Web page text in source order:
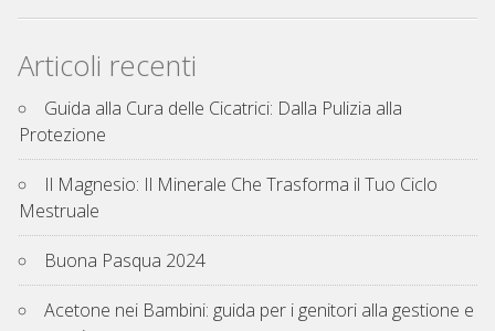
Articoli recenti
Guida alla Cura delle Cicatrici: Dalla Pulizia alla
Protezione
Il Magnesio: Il Minerale Che Trasforma il Tuo Ciclo
Mestruale
Buona Pasqua 2024
Acetone nei Bambini: guida per i genitori alla gestione e